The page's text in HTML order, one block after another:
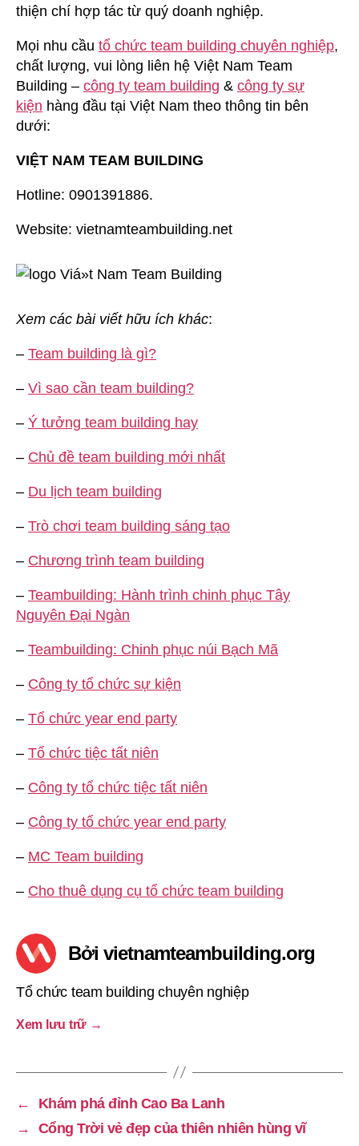
thiện chí hợp tác từ quý doanh nghiệp.
Mọi nhu cầu tổ chức team building chuyên nghiệp,
chất lượng, vui lòng liên hệ Việt Nam Team
Building – công ty team building & công ty sự
kiện hàng đầu tại Việt Nam theo thông tin bên
dưới:
VIỆT NAM TEAM BUILDING
Hotline: 0901391886.
Website: vietnamteambuilding.net
Xem các bài viết hữu ích khác:
– Team building là gì?
– Vì sao cần team building?
– Ý tưởng team building hay
– Chủ đề team building mới nhất
– Du lịch team building
– Trò chơi team building sáng tạo
– Chương trình team building
– Teambuilding: Hành trình chinh phục Tây
Nguyên Đại Ngàn
– Teambuilding: Chinh phục núi Bạch Mã
– Công ty tổ chức sự kiện
– Tổ chức year end party
– Tổ chức tiệc tất niên
– Công ty tổ chức tiệc tất niên
– Công ty tổ chức year end party
– MC Team building
– Cho thuê dụng cụ tổ chức team building
Bởi vietnamteambuilding.org
Tổ chức team building chuyên nghiệp
Xem lưu trữ →
←
Khám phá đỉnh Cao Ba Lanh
→
Cổng Trời vẻ đẹp của thiên nhiên hùng vĩ